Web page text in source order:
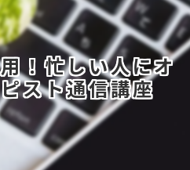
！忙しい人にオ
スト通信講座